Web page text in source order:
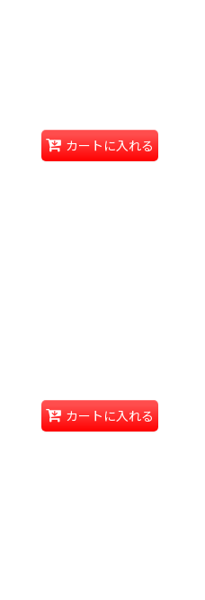
カートに入れる
カートに入れる